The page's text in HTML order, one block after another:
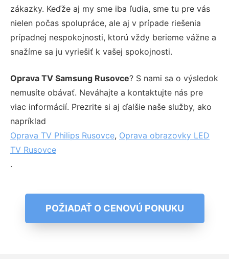
zákazky. Keďže aj my sme iba ľudia, sme tu pre vás
nielen počas spolupráce, ale aj v prípade riešenia
prípadnej nespokojnosti, ktorú vždy berieme vážne a
snažíme sa ju vyriešiť k vašej spokojnosti.
Oprava TV Samsung Rusovce? S nami sa o výsledok
nemusíte obávať. Neváhajte a kontaktujte nás pre
viac informácií. Prezrite si aj ďalšie naše služby, ako
napríklad
Oprava TV Philips Rusovce, Oprava obrazovky LED
TV Rusovce
.
POŽIADAŤ O CENOVÚ PONUKU